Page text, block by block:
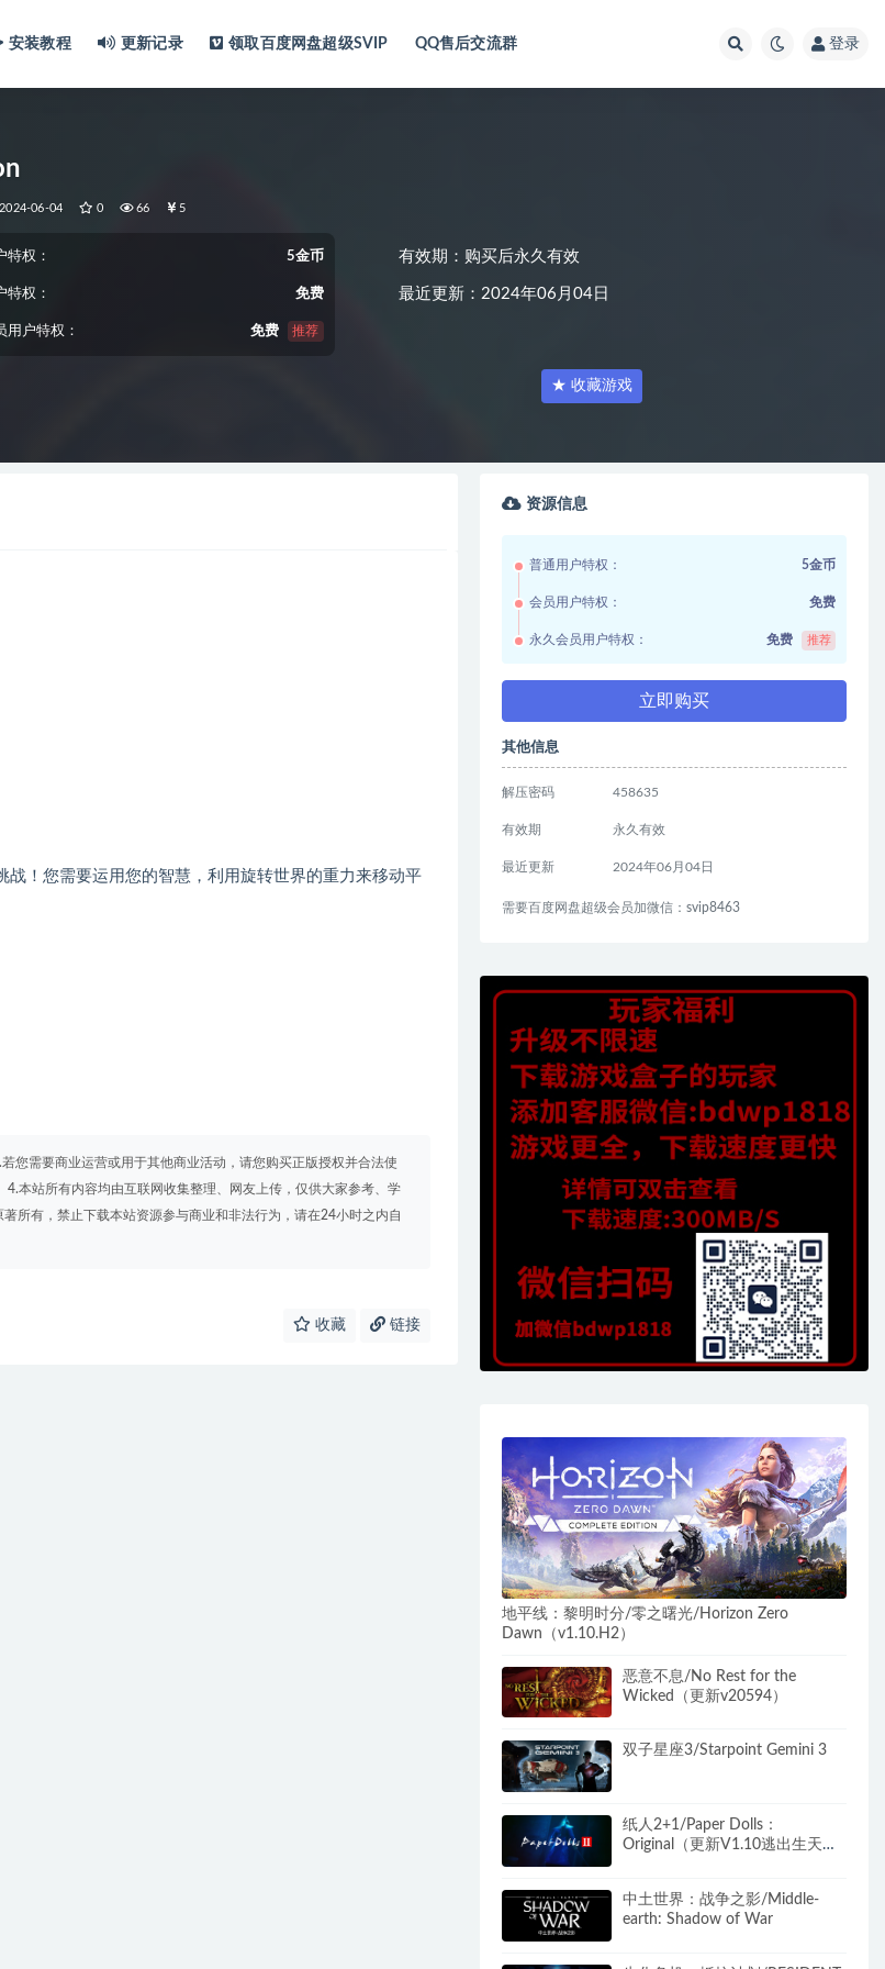
安装教程 更新记录 领取百度网盘超级SVIP QQ售后交流群 登录
2024-06-04 0 66 5
特权： 5金币
特权： 免费
用户特权： 免费 推荐
有效期：购买后永久有效
最近更新：2024年06月04日
★ 收藏游戏
战！您需要运用您的智慧，利用旋转世界的重力来移动平
您需要商业运营或用于其他商业活动，请您购买正版授权并合法使
本站所有内容均由互联网收集整理、网友上传，仅供大家参考、学
所有，禁止下载本站资源参与商业和非法行为，请在24小时之内自
收藏 链接
资源信息
普通用户特权： 5金币
会员用户特权： 免费
永久会员用户特权： 免费 推荐
立即购买
其他信息
解压密码 458635
有效期 永久有效
最近更新 2024年06月04日
需要百度网盘超级会员加微信：svip8463
地平线：黎明时分/零之曙光/Horizon Zero
Dawn（v1.10.H2）
恶意不息/No Rest for the
Wicked（更新v20594）
双子星座3/Starpoint Gemini 3
纸人2+1/Paper Dolls：
Original（更新V1.10逃出生天
中土世界：战争之影/Middle-
earth: Shadow of War